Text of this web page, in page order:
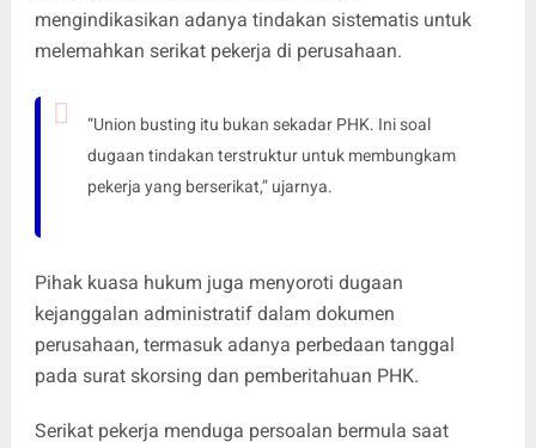
mengindikasikan adanya tindakan sistematis untuk
melemahkan serikat pekerja di perusahaan.
“Union busting itu bukan sekadar PHK. Ini soal
dugaan tindakan terstruktur untuk membungkam
pekerja yang berserikat,” ujarnya.
Pihak kuasa hukum juga menyoroti dugaan
kejanggalan administratif dalam dokumen
perusahaan, termasuk adanya perbedaan tanggal
pada surat skorsing dan pemberitahuan PHK.
Serikat pekerja menduga persoalan bermula saat